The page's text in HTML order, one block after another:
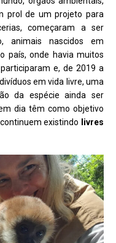
prol de um projeto para
começaram a ser
animais nascidos em
país, onde havia muitos
e, de 2019 a
em vida livre, uma
da espécie ainda ser
dia têm como objetivo
existindo
livres